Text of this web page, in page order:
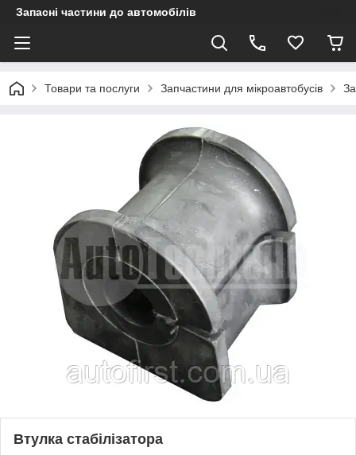
Запасні частини до автомобілів
Товари та послуги Запчастини для мікроавтобусів
Втулка стабілізатора